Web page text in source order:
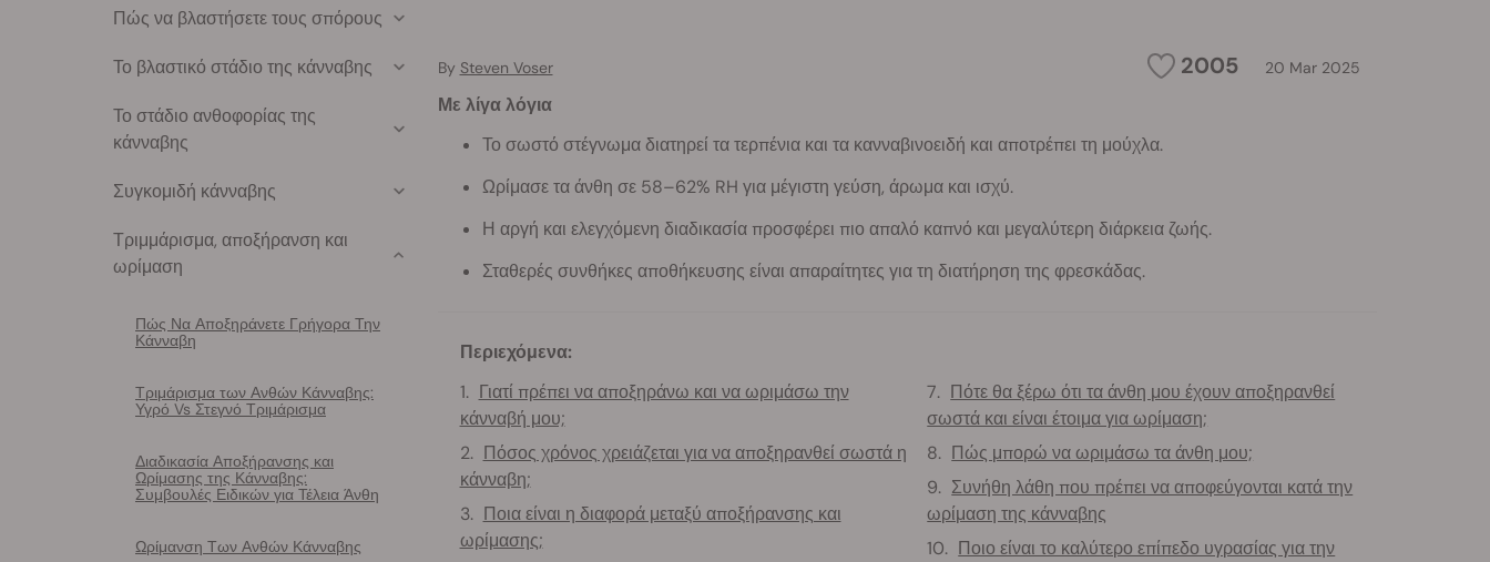
2005 20 Mar 2025
By Steven Voser
Με λίγα λόγια
Το σωστό στέγνωμα διατηρεί τα τερπένια και τα κανναβινοειδή και αποτρέπει τη μούχλα.
Ωρίμασε τα άνθη σε 58–62% RH για μέγιστη γεύση, άρωμα και ισχύ.
Η αργή και ελεγχόμενη διαδικασία προσφέρει πιο απαλό καπνό και μεγαλύτερη διάρκεια ζωής.
Σταθερές συνθήκες αποθήκευσης είναι απαραίτητες για τη διατήρηση της φρεσκάδας.
Περιεχόμενα:
Γιατί πρέπει να αποξηράνω και να ωριμάσω την
κάνναβή μου;
Πόσος χρόνος χρειάζεται για να αποξηρανθεί σωστά η
κάνναβη;
Ποια είναι η διαφορά μεταξύ αποξήρανσης και
ωρίμασης;
Πότε θα ξέρω ότι τα άνθη μου έχουν αποξηρανθεί
σωστά και είναι έτοιμα για ωρίμαση;
Πώς μπορώ να ωριμάσω τα άνθη μου;
Συνήθη λάθη που πρέπει να αποφεύγονται κατά την
ωρίμαση της κάνναβης
Ποιο είναι το καλύτερο επίπεδο υγρασίας για την
Πώς να βλαστήσετε τους σπόρους
Το βλαστικό στάδιο της κάνναβης
Το στάδιο ανθοφορίας της
κάνναβης
Συγκομιδή κάνναβης
Τριμμάρισμα, αποξήρανση και
ωρίμαση
Πώς Να Αποξηράνετε Γρήγορα Την
Κάνναβη
Τριμάρισμα των Ανθών Κάνναβης:
Υγρό Vs Στεγνό Τριμάρισμα
Διαδικασία Αποξήρανσης και
Ωρίμασης της Κάνναβης:
Συμβουλές Ειδικών για Τέλεια Άνθη
Ωρίμανση Των Ανθών Κάνναβης